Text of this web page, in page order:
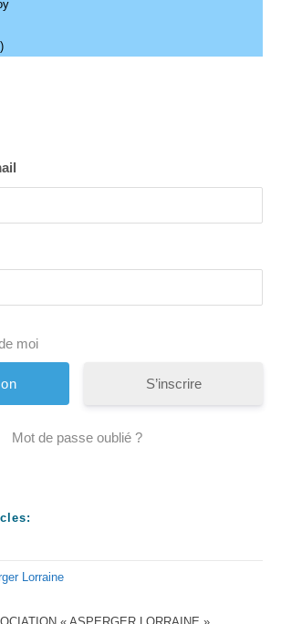
moi
S’inscrire
Mot de passe oublié ?
Lorraine